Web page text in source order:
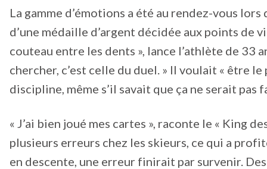
La gamme d’émotions a été au rendez-vous
d’une médaille d’argent décidée aux points de
couteau entre les dents », lance l’athlète de 33
chercher, c’est celle du duel. » Il voulait « être
discipline, même s’il savait que ça ne serait pas
« J’ai bien joué mes cartes », raconte le « King
plusieurs erreurs chez les skieurs, ce qui a
en descente, une erreur finirait par survenir.